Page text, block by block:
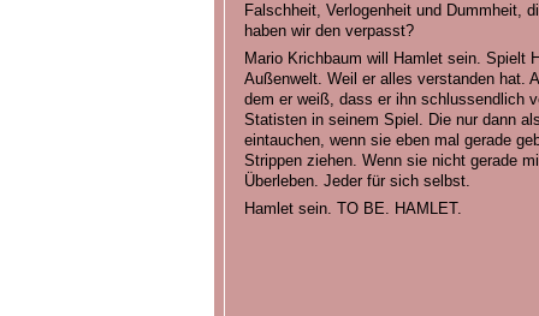
Falschheit, Verlogenheit und Dummheit,
haben wir den verpasst?
Mario Krichbaum will Hamlet sein. Spielt
Außenwelt. Weil er alles verstanden hat.
dem er weiß, dass er ihn schlussendlich
Statisten in seinem Spiel. Die nur dann
eintauchen, wenn sie eben mal gerade
Strippen ziehen. Wenn sie nicht gerade
Überleben. Jeder für sich selbst.
Hamlet sein. TO BE. HAMLET.